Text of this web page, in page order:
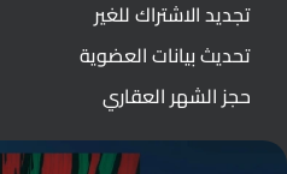
تجديد الاشتراك للغير
تحديث بيانات العضوية
حجز الشهر العقاري